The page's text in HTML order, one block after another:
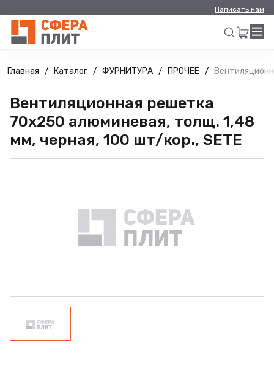
Написать нам
Искать
Главная Каталог ФУРНИТУРА ПРОЧЕЕ
Вентиляционная решетка
70х250 алюминевая, толщ. 1,48
мм, черная, 100 шт/кор., SETE